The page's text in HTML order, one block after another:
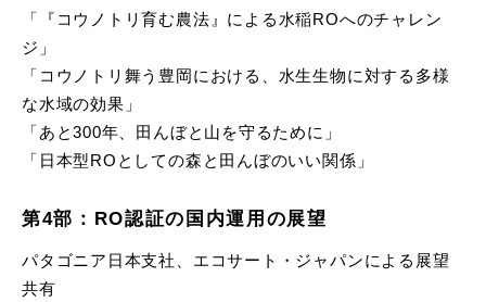
「『コウノトリ育む農法』による水稲ROへのチャレン
ジ」
「コウノトリ舞う豊岡における、水生生物に対する多様
な水域の効果」
「あと300年、田んぼと山を守るために」
「日本型ROとしての森と田んぼのいい関係」
第4部：RO認証の国内運用の展望
パタゴニア日本支社、エコサート・ジャパンによる展望
共有